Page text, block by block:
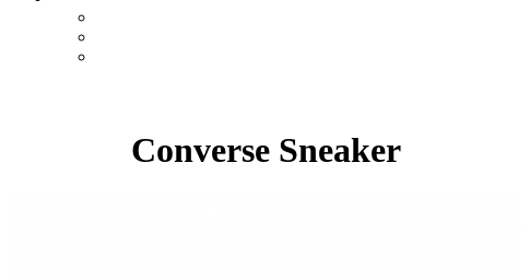
Converse Sneaker